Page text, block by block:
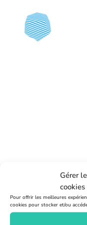
Gérer
cookies
Pour offrir les meilleures
cookies pour stocker et/ou
été